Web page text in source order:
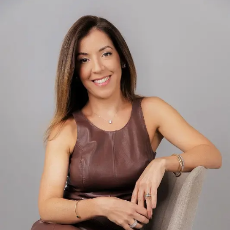
educativa, as pessoas nunca esqueceriam essa
experiência terrível. Serve de exemplo para todos
políticos e a coletividade. Mas fica nisso. Não é algo que
traria angústia e aflição.
Protocolado em 2023, o texto de Crivella foi,
inicialmente, apelidade de “anistia light” por abarcar
apenas manifestantes que se envolveram nos atos de 8
de Janeiro e não depredaram patrimônio público nem
atacaram policiais. Após a condenação de Bolsonaro e de
aliados do ex-presidente, o texto ganhou uma nova
discussão na Câmara…
BRASIL DAS INJUSTIÇAS… E O POVO PAGA A CONTA.